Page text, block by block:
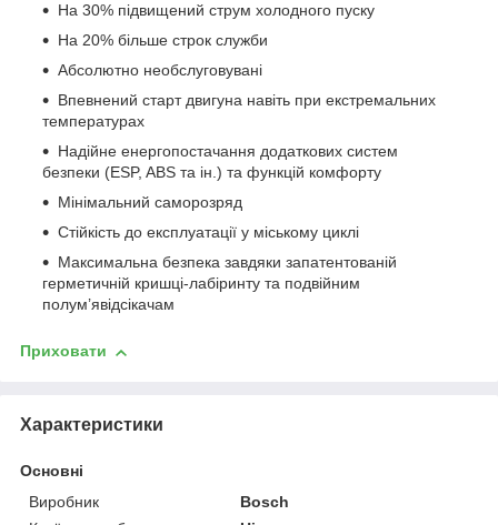
На 30% підвищений струм холодного пуску
На 20% більше строк служби
Абсолютно необслуговувані
Впевнений старт двигуна навіть при екстремальних
температурах
Надійне енергопостачання додаткових систем
безпеки (ESP, ABS та ін.) та функцій комфорту
Мінімальний саморозряд
Стійкість до експлуатації у міському циклі
Максимальна безпека завдяки запатентованій
герметичній кришці-лабіринту та подвійним
полум’явідсікачам
Приховати
Характеристики
Основні
Виробник
Bosch